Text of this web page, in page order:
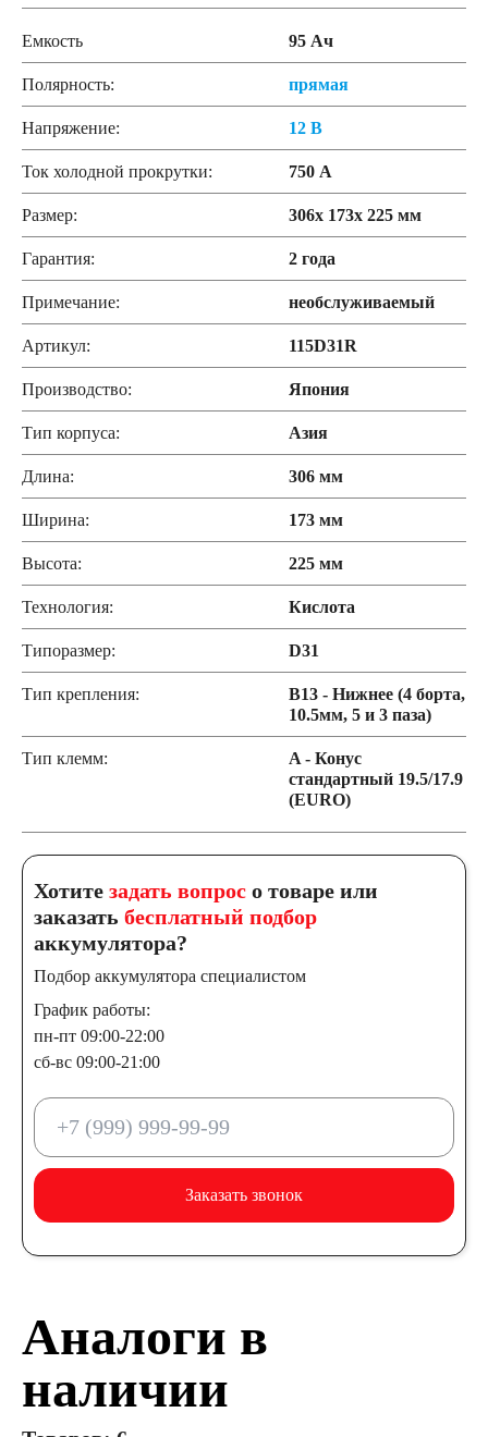
Емкость 95 Ач
Полярность: прямая
Напряжение: 12 В
Ток холодной прокрутки: 750 А
Размер: 306x 173x 225 мм
Гарантия: 2 года
Примечание: необслуживаемый
Артикул: 115D31R
Производство: Япония
Тип корпуса: Азия
Длина: 306 мм
Ширина: 173 мм
Высота: 225 мм
Технология: Кислота
Типоразмер: D31
Тип крепления:
B13 - Нижнее (4 борта,
10.5мм, 5 и 3 паза)
Тип клемм:
A - Конус
стандартный 19.5/17.9
(EURO)
Хотите задать вопрос о товаре или
заказать бесплатный подбор
аккумулятора?
Подбор аккумулятора специалистом
График работы:
пн-пт 09:00-22:00
сб-вс 09:00-21:00
Заказать звонок
Аналоги в
наличии